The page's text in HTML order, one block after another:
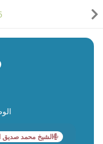
الشيخ محمد صديق